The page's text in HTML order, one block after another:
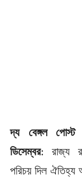
দ্য বেঙ্গল পোস্ট
ডিসেম্বর: রাজ্য
পরিচয় দিল ঐতিহ্য